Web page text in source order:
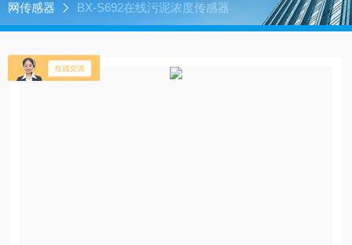
网传感器
BX-S692在线污泥浓度传感器